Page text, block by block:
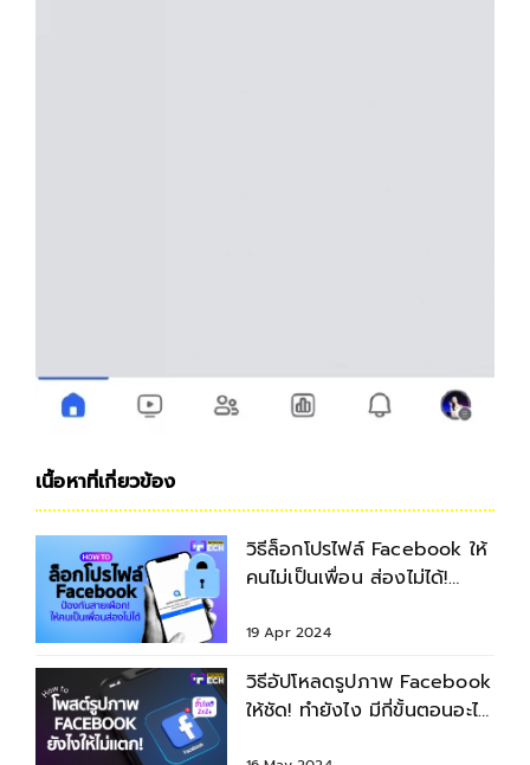
เนื้อหาที่เกี่ยวข้อง
วิธีล็อกโปรไฟล์ Facebook ให้
คนไม่เป็นเพื่อน ส่องไม่ได้!
19 Apr 2024
วิธีอัปโหลดรูปภาพ Facebook
ให้ชัด! ทำยังไง มีกี่ขั้นตอนอะไร